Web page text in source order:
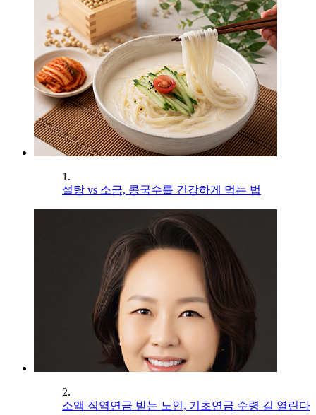
1.
설탕 vs 소금, 콩국수를 건강하게 먹는 법
2.
소액 직역연금 받는 노인, 기초연금 수령 길 열린다